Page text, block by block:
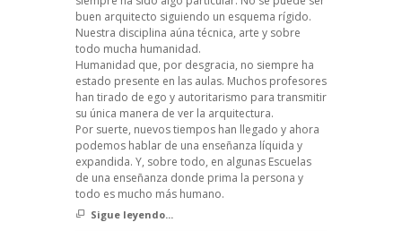
buen arquitecto siguiendo un esquema rígido.
Nuestra disciplina aúna técnica, arte y sobre
todo mucha humanidad.
Humanidad que, por desgracia, no siempre ha
estado presente en las aulas. Muchos profesores
han tirado de ego y autoritarismo para transmitir
su única manera de ver la arquitectura.
Por suerte, nuevos tiempos han llegado y ahora
podemos hablar de una enseñanza líquida y
expandida. Y, sobre todo, en algunas Escuelas
de una enseñanza donde prima la persona y
todo es mucho más humano.
Sigue leyendo...